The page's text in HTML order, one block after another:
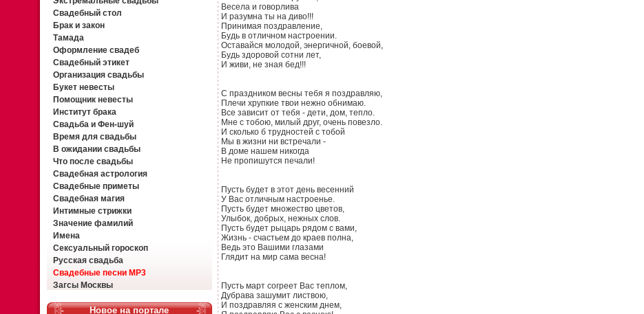
Свадебный стол
Брак и закон
Тамада
Оформление свадеб
Свадебный этикет
Организация свадьбы
Букет невесты
Помощник невесты
Институт брака
Свадьба и Фен-шуй
Время для свадьбы
В ожидании свадьбы
Что после свадьбы
Свадебная астрология
Свадебные приметы
Свадебная магия
Интимные стрижки
Значение фамилий
Имена
Сексуальный гороскоп
Русская свадьба
Свадебные песни MP3
Загсы Москвы
Новое на портале
Весела и говорлива
И разумна ты на диво!!!
Принимая поздравление,
Будь в отличном настроении.
Оставайся молодой, энергичной, боевой,
Будь здоровой сотни лет,
И живи, не зная бед!!!
С праздником весны тебя я поздравляю,
Плечи хрупкие твои нежно обнимаю.
Все зависит от тебя - дети, дом, тепло.
Мне с тобою, милый друг, очень повезло.
И сколько б трудностей с тобой
Мы в жизни ни встречали -
В доме нашем никогда
Не пропишутся печали!
Пусть будет в этот день весенний
У Вас отличным настроенье.
Пусть будет множество цветов,
Улыбок, добрых, нежных слов.
Пусть будет рыцарь рядом с вами,
Жизнь - счастьем до краев полна,
Ведь это Вашими глазами
Глядит на мир сама весна!
Пусть март согреет Вас теплом,
Дубрава зашумит листвою,
И поздравляя с женским днем,